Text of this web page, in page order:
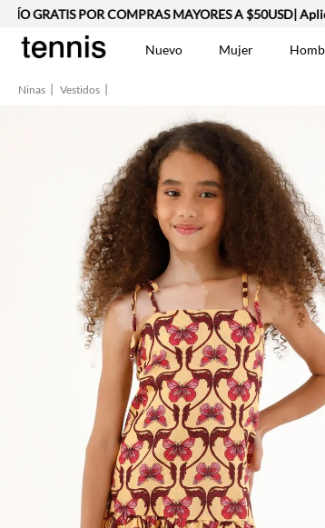
GRATIS POR COMPRAS MAYORES A $50USD| Aplican
Nuevo Mujer
Ninas Vestidos
2
3.
5
Jean
7
8
9.
10 . Falda